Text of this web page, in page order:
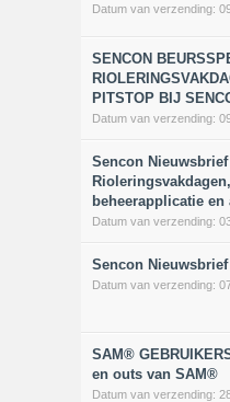
Datum van verzending:
SENCON
PITSTOP BIJ
Datum van verzending:
Sencon
beheerapplicatie
Datum van verzending:
Sencon
Datum van verzending:
SAM®
en outs van SAM®
Datum van verzending: